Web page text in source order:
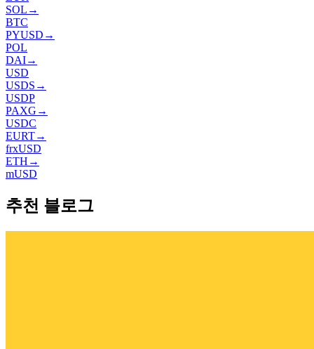
SOL →
BTC
PYUSD →
POL
DAI→
USD
USDS →
USDP
PAXG →
USDC
EURT→
frxUSD
ETH →
mUSD
추천 블로그